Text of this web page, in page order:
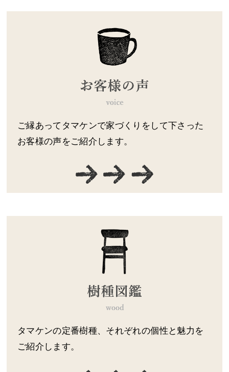
ご縁あってタマケンで家づくりをして下さった
お客様の声をご紹介します。
タマケンの定番樹種、それぞれの個性と魅力を
ご紹介します。